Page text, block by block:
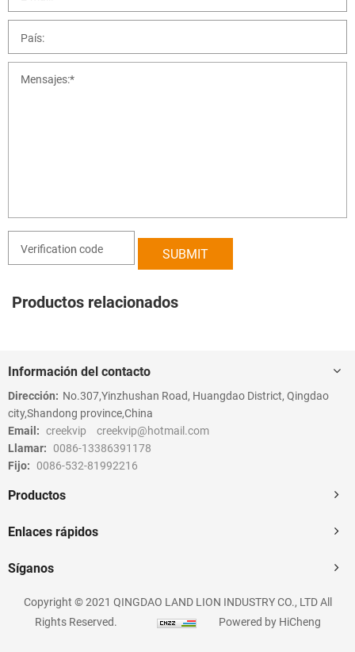
Productos relacionados
Información del contacto
Dirección: No.307,Yinzhushan Road, Huangdao District, Qingdao
city,Shandong province,China
Email: creekvip
creekvip@hotmail.com
Llamar: 0086-13386391178
Fijo: 0086-532-81992216
Productos
Enlaces rápidos
Síganos
Copyright © 2021 QINGDAO LAND LION INDUSTRY CO., LTD All
Rights Reserved.
Powered by HiCheng